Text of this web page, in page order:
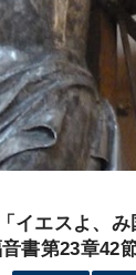
エスよ、み
書第23章42